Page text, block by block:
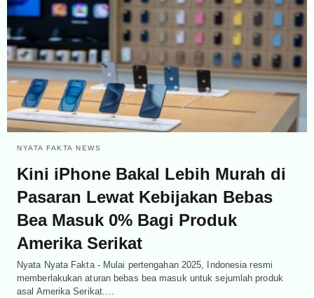
NYATA FAKTA NEWS
Kini iPhone Bakal Lebih Murah di
Pasaran Lewat Kebijakan Bebas
Bea Masuk 0% Bagi Produk
Amerika Serikat
Nyata Nyata Fakta - Mulai pertengahan 2025, Indonesia resmi
memberlakukan aturan bebas bea masuk untuk sejumlah produk
asal Amerika Serikat.…